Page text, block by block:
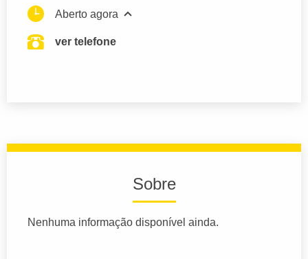
Aberto agora
ver telefone
Sobre
Nenhuma informação disponível ainda.